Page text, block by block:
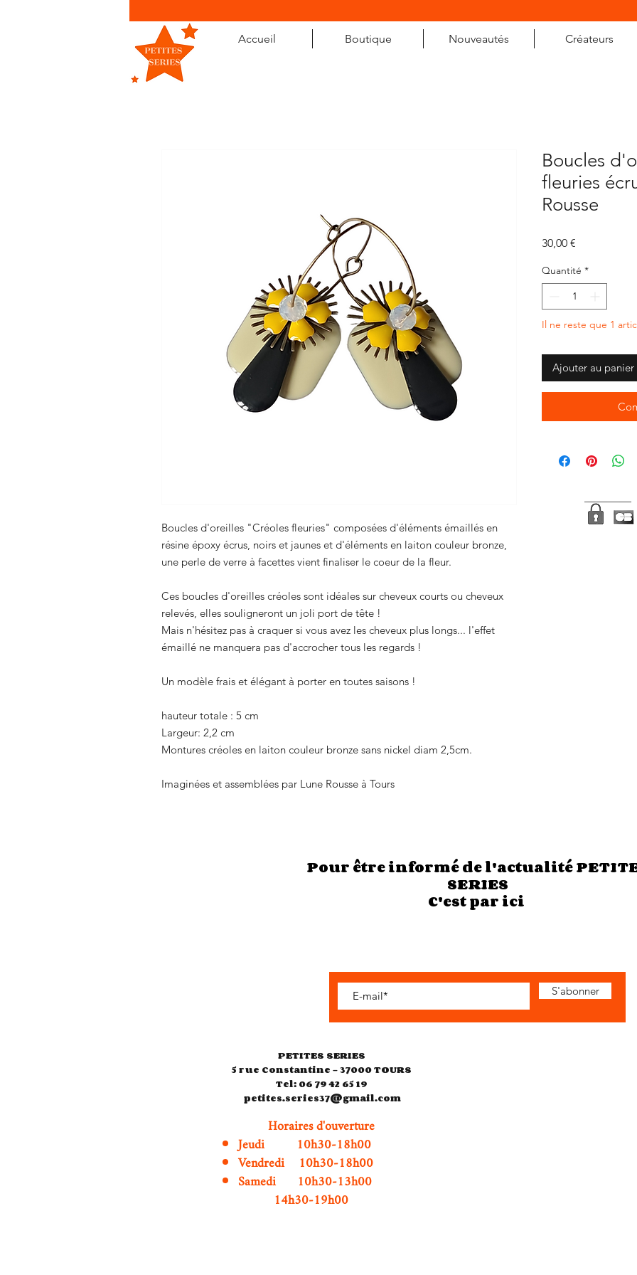
Accueil Boutique Nouveautés Créateurs
Boucles d'oreilles "Créoles fleuries" composées d'éléments émaillés en
résine époxy écrus, noirs et jaunes et d'éléments en laiton couleur bronze,
une perle de verre à facettes vient finaliser le coeur de la fleur.
Ces boucles d'oreilles créoles sont idéales sur cheveux courts ou cheveux
relevés, elles souligneront un joli port de tête !
Mais n'hésitez pas à craquer si vous avez les cheveux plus longs... l'effet
émaillé ne manquera pas d'accrocher tous les regards !
Un modèle frais et élégant à porter en toutes saisons !
hauteur totale : 5 cm
Largeur: 2,2 cm
Montures créoles en laiton couleur bronze sans nickel diam 2,5cm.
Imaginées et assemblées par Lune Rousse à Tours
Boucles
fleuries
Rousse
30,00 €
Quantité *
Il ne reste que 1
Ajouter au panier
Pour être informé de l'actualité
SERIES
C'est par ici
S'abonner
PETITES SERIES
5 rue Constantine - 37000 TOURS
Tel: 06 79 42 65 19
petites.series37@gmail.com
Horaires d'ouverture
Jeudi 10h30-18h00
Vendredi 10h30-18h00
Samedi 10h30-13h00
14h30-19h00